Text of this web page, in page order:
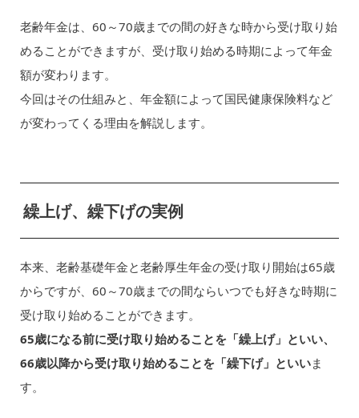
老齢年金は、60～70歳までの間の好きな時から受け取り始
めることができますが、受け取り始める時期によって年金
額が変わります。
今回はその仕組みと、年金額によって国民健康保険料など
が変わってくる理由を解説します。
繰上げ、繰下げの実例
本来、老齢基礎年金と老齢厚生年金の受け取り開始は65歳
からですが、60～70歳までの間ならいつでも好きな時期に
受け取り始めることができます。
65歳になる前に受け取り始めることを「繰上げ」といい、
66歳以降から受け取り始めることを「繰下げ」といいま
す。